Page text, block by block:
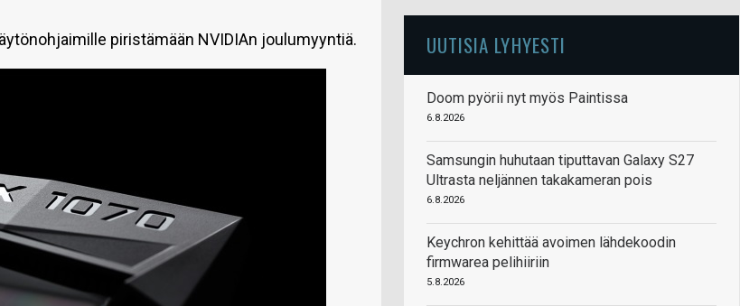
piristämään NVIDIAn joulumyyntiä. UUTISIA LYHYESTI
Doom pyörii nyt myös Paintissa
6.8.2026
Samsungin huhutaan tiputtavan Galaxy S27
Ultrasta neljännen takakameran pois
6.8.2026
Keychron kehittää avoimen lähdekoodin
firmwarea pelihiiriin
5.8.2026